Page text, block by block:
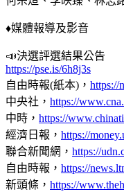
♦️媒體報導及影音
📣決選評選結果公告
https://pse.is/6h8j3s
自由時報(紙本)， https://
中央社， https://
中時， https://
經濟日報， https://
聯合新聞網， https://
自由時報， https://
新頭條， https://